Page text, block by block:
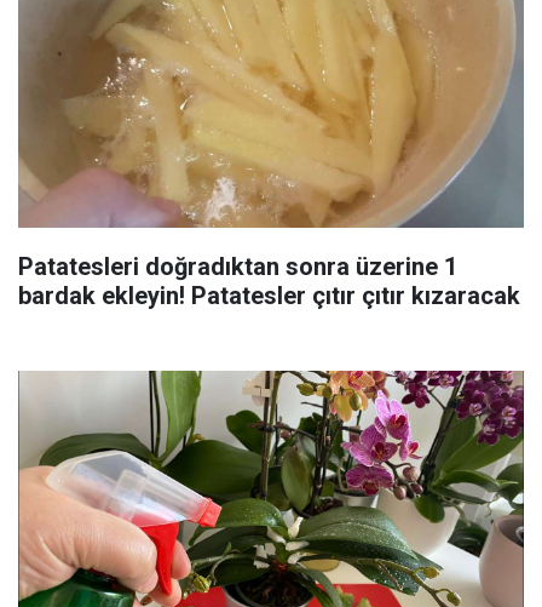
Patatesleri doğradıktan sonra üzerine 1
bardak ekleyin! Patatesler çıtır çıtır kızaracak